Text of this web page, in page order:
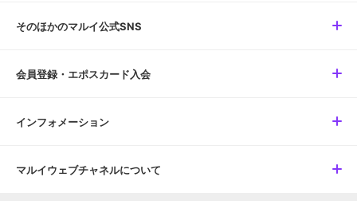
そのほかのマルイ公式SNS
会員登録・エポスカード入会
インフォメーション
マルイウェブチャネルについて